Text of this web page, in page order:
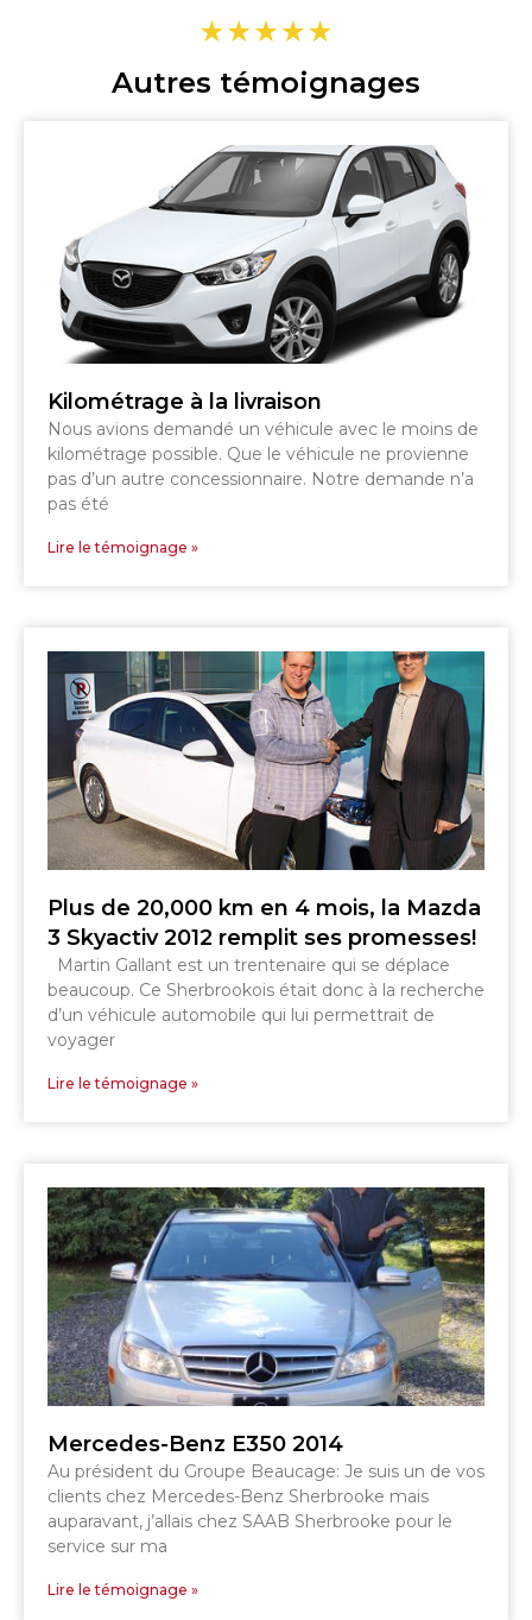
Autres témoignages
Kilométrage à la livraison
Nous avions demandé un véhicule avec le moins de
kilométrage possible. Que le véhicule ne provienne
pas d’un autre concessionnaire. Notre demande n’a
pas été
Lire le témoignage »
Plus de 20,000 km en 4 mois, la Mazda
3 Skyactiv 2012 remplit ses promesses!
Martin Gallant est un trentenaire qui se déplace
beaucoup. Ce Sherbrookois était donc à la recherche
d’un véhicule automobile qui lui permettrait de
voyager
Lire le témoignage »
Mercedes-Benz E350 2014
Au président du Groupe Beaucage: Je suis un de vos
clients chez Mercedes-Benz Sherbrooke mais
auparavant, j’allais chez SAAB Sherbrooke pour le
service sur ma
Lire le témoignage »
DRUMMONDVILLE
COWANSVILLE
SHERBROOKE
ST-HYACINTHE
GRANBY
DRUMMONDVILLE
VICTORIAVILLE
SHERBROOKE
GRANBY
MAGOG
SHERBROOKE